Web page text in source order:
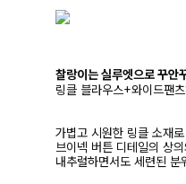
찰랑이는 실루엣으로 꾸안
링클 블라우스+와이드팬
가볍고 시원한 링클 소재
브이넥 버튼 디테일의 상
내추럴하면서도 세련된 분